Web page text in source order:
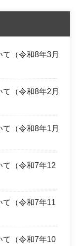
（令和8年3月
（令和8年2月
（令和8年1月
て（令和7年12
て（令和7年11
て（令和7年10